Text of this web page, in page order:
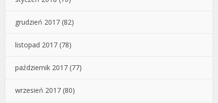
grudzień 2017 (82)
listopad 2017 (78)
październik 2017 (77)
wrzesień 2017 (80)